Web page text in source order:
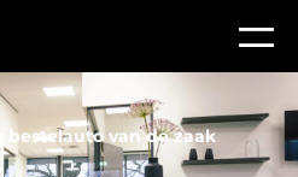
van de zaak